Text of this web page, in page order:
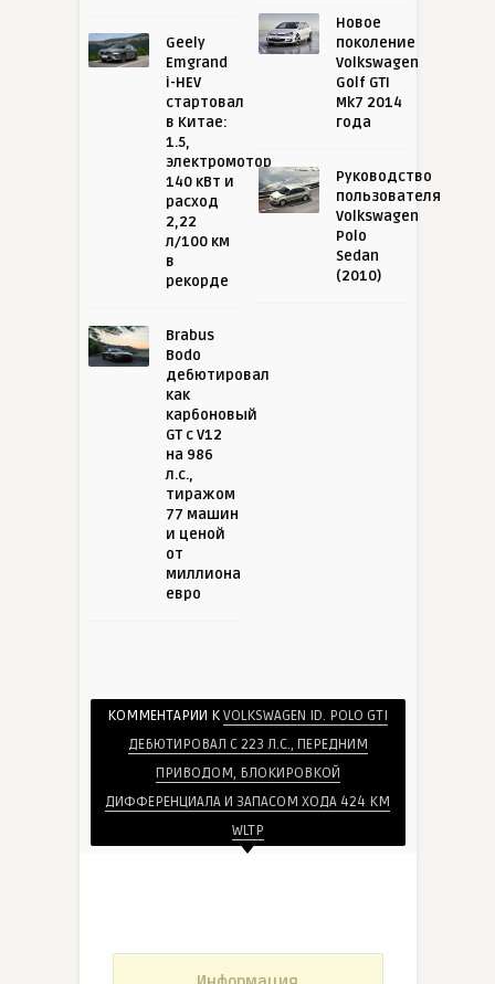
Geely
Emgrand
i-HEV
стартовал
в Китае:
1.5,
электромотор
140 кВт и
расход
2,22
л/100 км
в
рекорде
Brabus
Bodo
дебютировал
как
карбоновый
GT с V12
на 986
л.с.,
тиражом
77 машин
и ценой
от
миллиона
евро
Новое
поколение
Volkswagen
Golf GTI
Mk7 2014
года
Руководство
пользователя
Volkswagen
Polo
Sedan
(2010)
КОММЕНТАРИИ КVOLKSWAGEN ID. POLO GTI
ДЕБЮТИРОВАЛ С 223 Л.С., ПЕРЕДНИМ
ПРИВОДОМ, БЛОКИРОВКОЙ
ДИФФЕРЕНЦИАЛА И ЗАПАСОМ ХОДА 424 КМ
WLTP